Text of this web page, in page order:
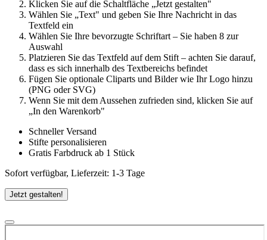
Klicken Sie auf die Schaltfläche „Jetzt gestalten"
Wählen Sie „Text" und geben Sie Ihre Nachricht in das
Textfeld ein
Wählen Sie Ihre bevorzugte Schriftart – Sie haben 8 zur
Auswahl
Platzieren Sie das Textfeld auf dem Stift – achten Sie darauf,
dass es sich innerhalb des Textbereichs befindet
Fügen Sie optionale Cliparts und Bilder wie Ihr Logo hinzu
(PNG oder SVG)
Wenn Sie mit dem Aussehen zufrieden sind, klicken Sie auf
„In den Warenkorb"
Schneller Versand
Stifte personalisieren
Gratis Farbdruck ab 1 Stück
Sofort verfügbar, Lieferzeit: 1-3 Tage
Jetzt gestalten!